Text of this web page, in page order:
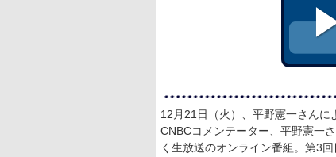
12月21日（火）、平野憲一さん
CNBCコメンテーター、平野憲一
く生放送のオンライン番組。第3